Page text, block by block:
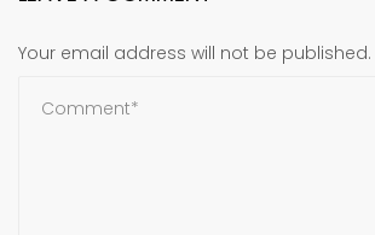
Your email address will not be published.